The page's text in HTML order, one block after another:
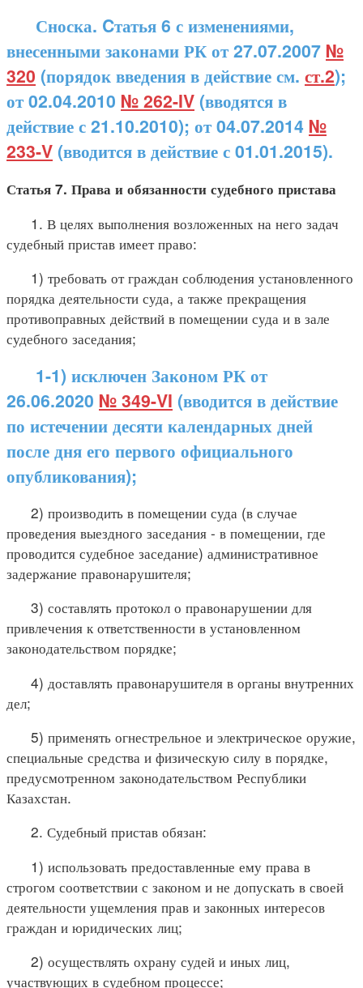
Сноска. Cтатья 6 с изменениями,
внесенными законами РК от 27.07.2007 №
320 (порядок введения в действие см. ст.2);
от 02.04.2010 № 262-IV (вводятся в
действие с 21.10.2010); от 04.07.2014 №
233-V (вводится в действие с 01.01.2015).
Статья 7. Права и обязанности судебного пристава
1. В целях выполнения возложенных на него задач
судебный пристав имеет право:
1) требовать от граждан соблюдения установленного
порядка деятельности суда, а также прекращения
противоправных действий в помещении суда и в зале
судебного заседания;
1-1) исключен Законом РК от
26.06.2020 № 349-VI (вводится в действие
по истечении десяти календарных дней
после дня его первого официального
опубликования);
2) производить в помещении суда (в случае
проведения выездного заседания - в помещении, где
проводится судебное заседание) административное
задержание правонарушителя;
3) составлять протокол о правонарушении для
привлечения к ответственности в установленном
законодательством порядке;
4) доставлять правонарушителя в органы внутренних
дел;
5) применять огнестрельное и электрическое оружие,
специальные средства и физическую силу в порядке,
предусмотренном законодательством Республики
Казахстан.
2. Судебный пристав обязан:
1) использовать предоставленные ему права в
строгом соответствии с законом и не допускать в своей
деятельности ущемления прав и законных интересов
граждан и юридических лиц;
2) осуществлять охрану судей и иных лиц,
участвующих в судебном процессе;